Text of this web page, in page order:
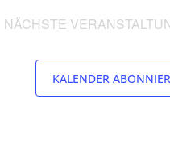
NÄCHSTE
KALENDER